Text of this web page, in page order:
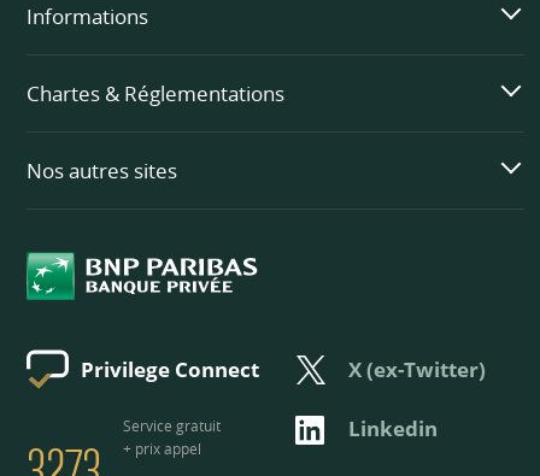
Informations
Chartes & Réglementations
Nos autres sites
Privilege Connect
3273
Service gratuit
+ prix appel
X (ex-Twitter)
Linkedin